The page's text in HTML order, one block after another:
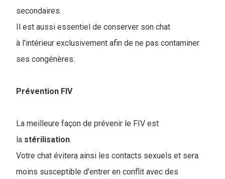
secondaires.
Il est aussi essentiel de conserver son chat
à l'intérieur exclusivement afin de ne pas contaminer
ses congénères.
Prévention FIV
La meilleure façon de prévenir le FIV est
la stérilisation.
Votre chat évitera ainsi les contacts sexuels et sera
moins susceptible d'entrer en conflit avec des